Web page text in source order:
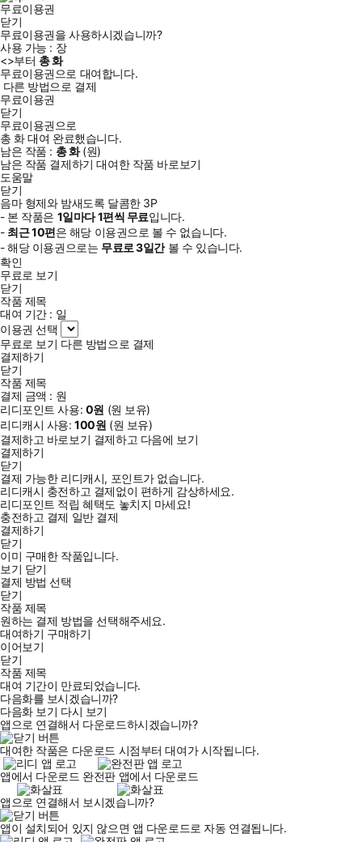
무료이용권
닫기
무료이용권을 사용하시겠습니까?
사용 가능 : 장
<>부터 총화
무료이용권으로 대여합니다.
다른 방법으로 결제
무료이용권
닫기
무료이용권으로
총 화대여 완료했습니다.
남은 작품 : 총화(원)
남은 작품 결제하기 대여한 작품 바로보기
도움말
닫기
음마 형제와 밤새도록 달콤한 3P
- 본 작품은 1일마다1편씩 무료입니다.
- 최근10편은 해당 이용권으로 볼 수 없습니다.
- 해당 이용권으로는 무료로3일간볼 수 있습니다.
확인
무료로 보기
닫기
작품 제목
대여 기간 : 일
이용권 선택
무료로 보기 다른 방법으로 결제
결제하기
닫기
작품 제목
결제 금액 : 원
리디포인트 사용: 0원 (원 보유)
리디캐시 사용:100원 (원 보유)
결제하고 바로보기 결제하고 다음에 보기
결제하기
닫기
결제 가능한 리디캐시, 포인트가 없습니다.
리디캐시 충전하고 결제없이 편하게 감상하세요.
리디포인트 적립 혜택도 놓치지 마세요!
충전하고 결제 일반 결제
결제하기
닫기
이미 구매한 작품입니다.
보기 닫기
결제 방법 선택
닫기
작품 제목
원하는 결제 방법을 선택해주세요.
대여하기 구매하기
이어보기
닫기
작품 제목
대여 기간이 만료되었습니다.
다음화를 보시겠습니까?
다음화 보기 다시 보기
앱으로 연결해서 다운로드하시겠습니까?
대여한 작품은 다운로드 시점부터 대여가 시작됩니다.
앱에서 다운로드 완전판 앱에서 다운로드
앱으로 연결해서 보시겠습니까?
앱이 설치되어 있지 않으면 앱 다운로드로 자동 연결됩니다.